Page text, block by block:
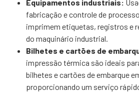
Equipamentos industriais:
fabricação e controle de
imprimem etiquetas, registros e
do maquinário industrial.
Bilhetes e cartões de
impressão térmica são ideais
bilhetes e cartões de embarque
proporcionando um serviço